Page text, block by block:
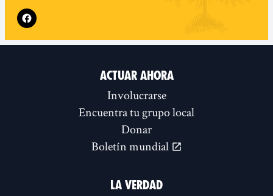
Follow XR Niederösterreich on
ACTUAR AHORA
Involucrarse
Encuentra tu grupo local
Donar
Boletín mundial
LA VERDAD